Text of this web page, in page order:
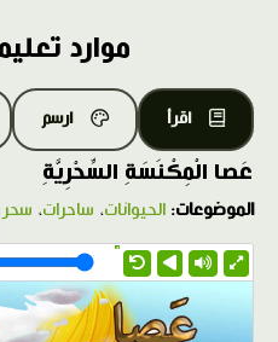
موارد
اقرأ ارسم
عَصا الْمِكْنَسَةِ السِّحْرِيَّةِ
الموضوعات: الحيوانات، ساحرات، سحر
1.0X